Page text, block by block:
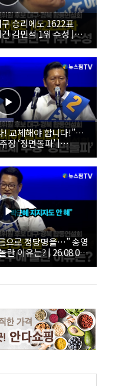
승리에도 1622표
김민석 1위 수성 |
당대표·최고위원 후
회
! 교체해야 합니다!”…
장 ‘정면돌파’ |
당대표·최고위원 후
회
으로 정당명을…” 송영
란 이유는? | 26.08.09
고위원 후보 대구·경